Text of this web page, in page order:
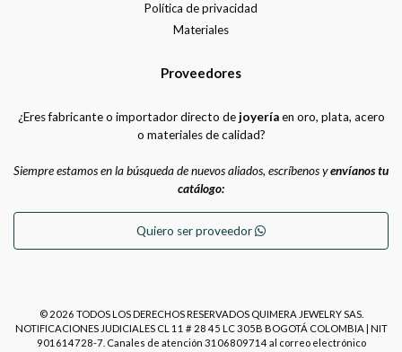
Política de privacidad
Materiales
Proveedores
¿Eres fabricante o importador directo dejoyeríaen oro, plata, acero
o materiales de calidad?
Siempre estamos en la búsqueda de nuevos aliados, escríbenos yenvíanos tu
catálogo:
Quiero ser proveedor
© 2026 TODOS LOS DERECHOS RESERVADOS QUIMERA JEWELRY SAS.
NOTIFICACIONES JUDICIALES CL 11 # 28 45 LC 305B BOGOTÁ COLOMBIA | NIT
901614728-7. Canales de atención 3106809714 al correo electrónico